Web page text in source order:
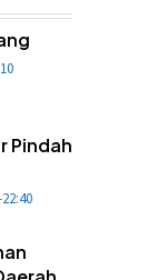
Pindah